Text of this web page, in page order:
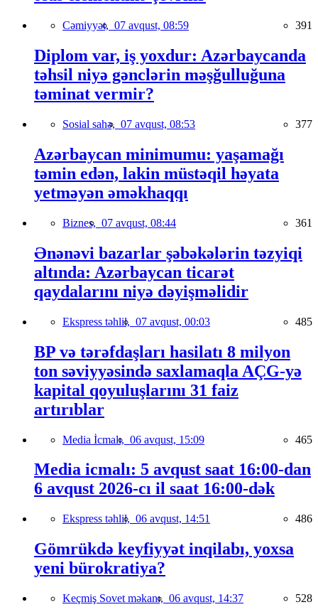
Cəmiyyət, 07 avqust, 08:59 391
Diplom var, iş yoxdur: Azərbaycanda
təhsil niyə gənclərin məşğulluğuna
təminat vermir?
Sosial sahə, 07 avqust, 08:53 377
Azərbaycan minimumu: yaşamağı
təmin edən, lakin müstəqil həyata
yetməyən əməkhaqqı
Biznes, 07 avqust, 08:44 361
Ənənəvi bazarlar şəbəkələrin təzyiqi
altında: Azərbaycan ticarət
qaydalarını niyə dəyişməlidir
Ekspress təhlil, 07 avqust, 00:03 485
BP və tərəfdaşları hasilatı 8 milyon
ton səviyyəsində saxlamaqla AÇG-yə
kapital qoyuluşlarını 31 faiz
artırıblar
Media İcmalı, 06 avqust, 15:09 465
Media icmalı: 5 avqust saat 16:00-dan
6 avqust 2026-cı il saat 16:00-dək
Ekspress təhlil, 06 avqust, 14:51 486
Gömrükdə keyfiyyət inqilabı, yoxsa
yeni bürokratiya?
Keçmiş Sovet məkanı, 06 avqust, 14:37 528